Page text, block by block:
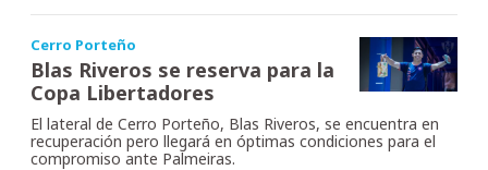
Cerro Porteño
Blas Riveros se reserva para la
Copa Libertadores
El lateral de Cerro Porteño, Blas Riveros, se encuentra en
recuperación pero llegará en óptimas condiciones para el
compromiso ante Palmeiras.